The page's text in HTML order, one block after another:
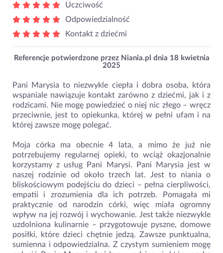
Uczciwość
Odpowiedzialność
Kontakt z dziećmi
Referencje potwierdzone przez Niania.pl dnia 18 kwietnia
2025
Pani Marysia to niezwykle ciepła i dobra osoba, która
wspaniale nawiązuje kontakt zarówno z dziećmi, jak i z
rodzicami. Nie mogę powiedzieć o niej nic złego – wręcz
przeciwnie, jest to opiekunka, której w pełni ufam i na
której zawsze mogę polegać.
Moja córka ma obecnie 4 lata, a mimo że już nie
potrzebujemy regularnej opieki, to wciąż okazjonalnie
korzystamy z usług Pani Marysi. Pani Marysia jest w
naszej rodzinie od około trzech lat. Jest to niania o
bliskościowym podejściu do dzieci – pełna cierpliwości,
empatii i zrozumienia dla ich potrzeb. Pomagała mi
praktycznie od narodzin córki, więc miała ogromny
wpływ na jej rozwój i wychowanie. Jest także niezwykle
uzdolniona kulinarnie – przygotowuje pyszne, domowe
posiłki, które dzieci chętnie jedzą. Zawsze punktualna,
sumienna i odpowiedzialna. Z czystym sumieniem mogę